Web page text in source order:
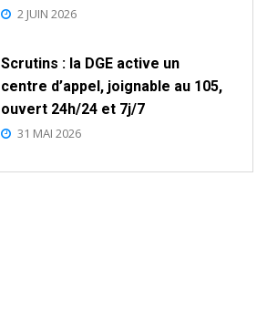
2 JUIN 2026
Scrutins : la DGE active un
centre d’appel, joignable au 105,
ouvert 24h/24 et 7j/7
31 MAI 2026